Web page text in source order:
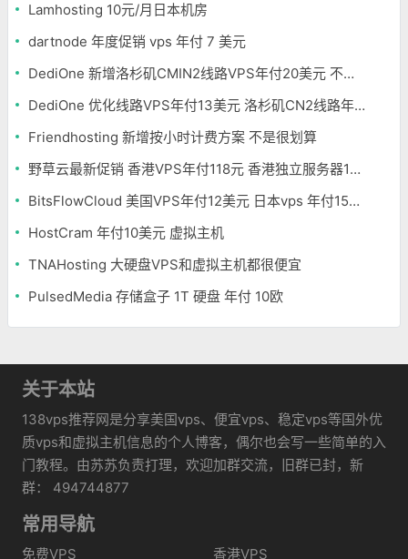
Lamhosting 10元/月日本机房
dartnode 年度促销 vps 年付 7 美元
DediOne 新增洛杉矶CMIN2线路VPS年付20美元 不限流量
DediOne 优化线路VPS年付13美元 洛杉矶CN2线路年付59美元
Friendhosting 新增按小时计费方案 不是很划算
野草云最新促销 香港VPS年付118元 香港独立服务器199元/月
BitsFlowCloud 美国VPS年付12美元 日本vps 年付15美元
HostCram 年付10美元 虚拟主机
TNAHosting 大硬盘VPS和虚拟主机都很便宜
PulsedMedia 存储盒子 1T 硬盘 年付 10欧
关于本站
138vps推荐网是分享美国vps、便宜vps、稳定vps等国外优
质vps和虚拟主机信息的个人博客，偶尔也会写一些简单的入
门教程。由苏苏负责打理，欢迎加群交流，旧群已封，新
群： 494744877
常用导航
免费VPS 香港VPS